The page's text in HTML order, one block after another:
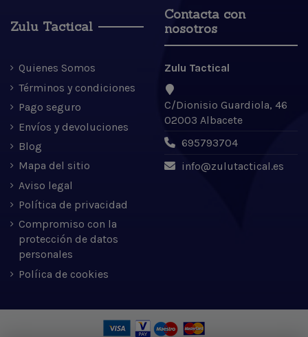
Zulu Tactical
Quienes Somos
Términos y condiciones
Pago seguro
Envíos y devoluciones
Blog
Mapa del sitio
Aviso legal
Política de privacidad
Compromiso con la
protección de datos
personales
Políica de cookies
Contacta con
nosotros
Zulu Tactical
C/Dionisio Guardiola, 46
02003 Albacete
695793704
info@zulutactical.es